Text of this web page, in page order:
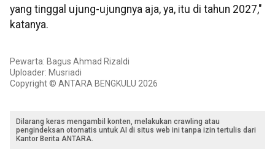
yang tinggal ujung-ujungnya aja, ya, itu di tahun 2027,"
katanya.
Pewarta: Bagus Ahmad Rizaldi
Uploader: Musriadi
Copyright © ANTARA BENGKULU 2026
Dilarang keras mengambil konten, melakukan crawling atau
pengindeksan otomatis untuk AI di situs web ini tanpa izin tertulis dari
Kantor Berita ANTARA.